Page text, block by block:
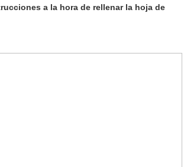
a la hora de rellenar la hoja de